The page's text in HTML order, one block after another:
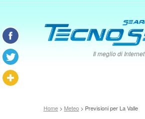
Il meglio di Internet
Home > Meteo > Previsioni per La Valle